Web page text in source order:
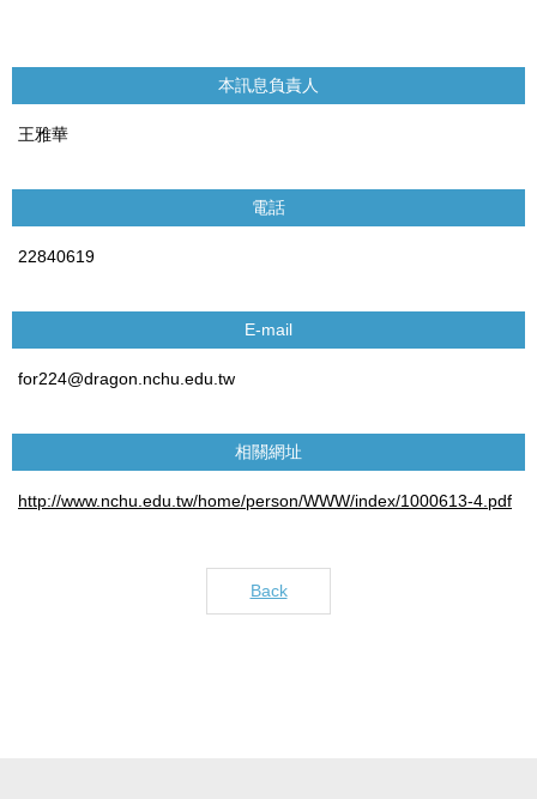
本訊息負責人
王雅華
電話
22840619
E-mail
for224@dragon.nchu.edu.tw
相關網址
http://www.nchu.edu.tw/home/person/WWW/index/1000613-4.pdf
Back